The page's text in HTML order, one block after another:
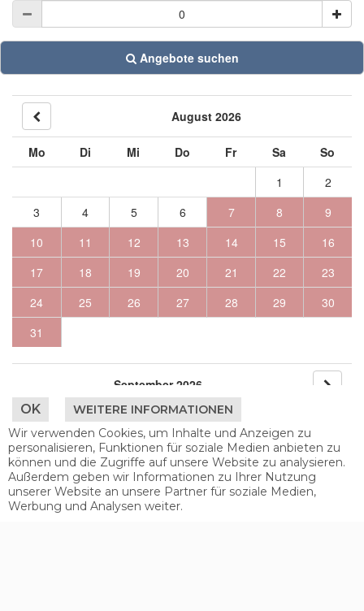
Angebote suchen
August 2026
Mo Di Mi Do Fr Sa
So
1
2
3
4 5 6 7 8
9
10
11 12 13 14 15
16
17
18 19 20 21 22
23
24
25 26 27 28 29
30
31
September 2026
Mo Di Mi Do Fr
1
2 3 4 5
6
7
8 9 10 11 12
14
15 16 17
OK
WEITERE INFORMATIONEN
Wir verwenden Cookies, um Inhalte und Anzeigen zu
personalisieren, Funktionen für soziale Medien anbieten zu
können und die Zugriffe auf unsere Website zu analysieren.
Außerdem geben wir Informationen zu Ihrer Nutzung
unserer Website an unsere Partner für soziale Medien,
Werbung und Analysen weiter.